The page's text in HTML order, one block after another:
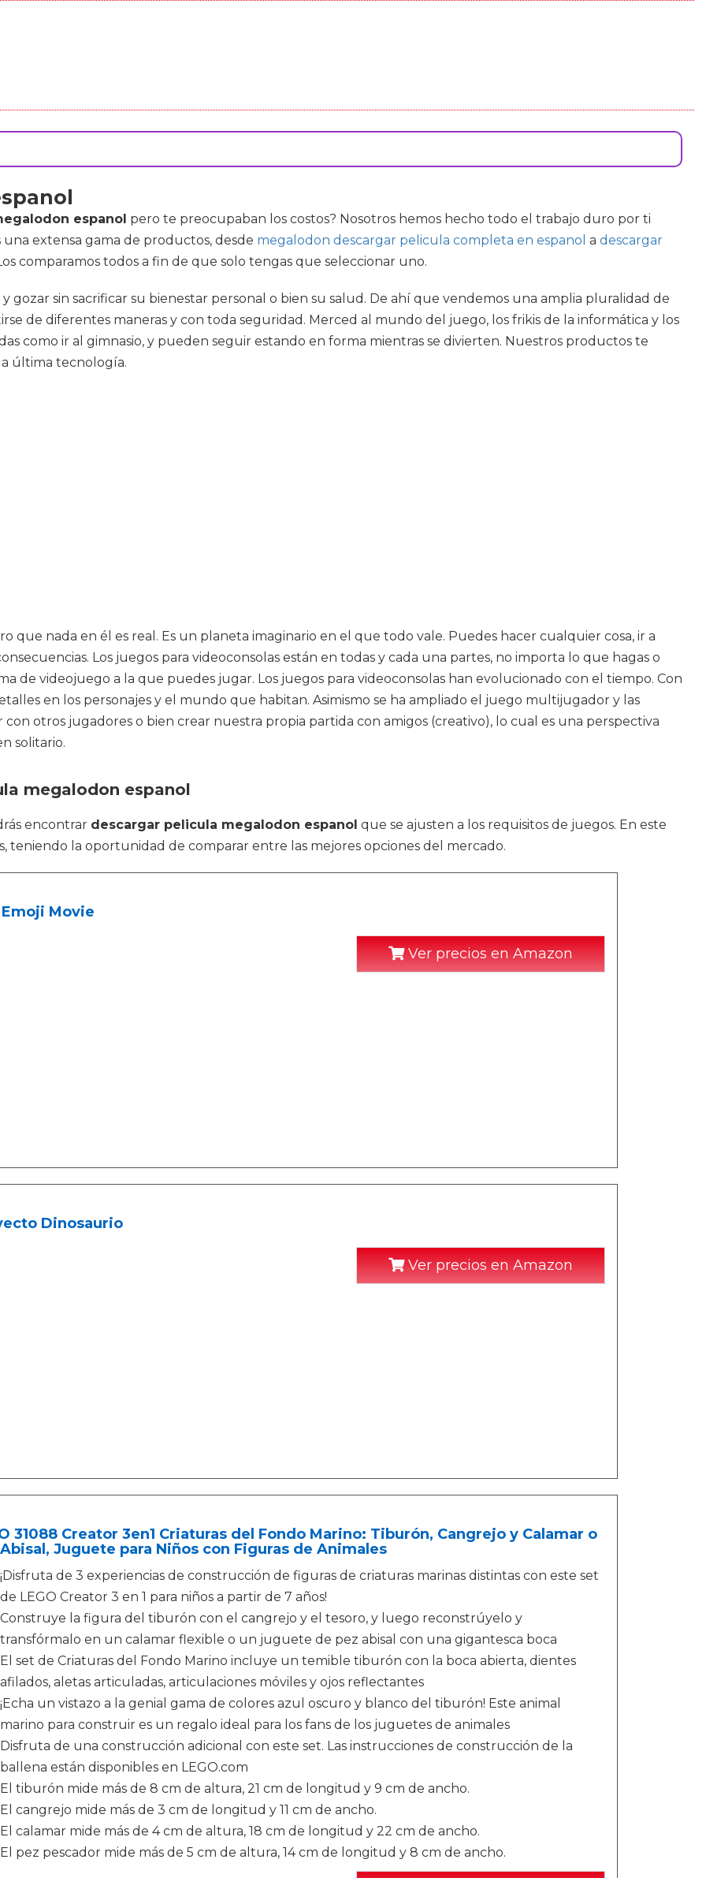
espanol pero te preocupaban los costos? Nosotros hemos hecho todo el trabajo duro por ti
extensa gama de productos, desde megalodon descargar pelicula completa en espanol a descargar
comparamos todos a fin de que solo tengas que seleccionar uno.
sin sacrificar su bienestar personal o bien su salud. De ahí que vendemos una amplia pluralidad de
de diferentes maneras y con toda seguridad. Merced al mundo del juego, los frikis de la informática y los
como ir al gimnasio, y pueden seguir estando en forma mientras se divierten. Nuestros productos te
última tecnología.
que nada en él es real. Es un planeta imaginario en el que todo vale. Puedes hacer cualquier cosa, ir a
Los juegos para videoconsolas están en todas y cada una partes, no importa lo que hagas o
de videojuego a la que puedes jugar. Los juegos para videoconsolas han evolucionado con el tiempo. Con
en los personajes y el mundo que habitan. Asimismo se ha ampliado el juego multijugador y las
otros jugadores o bien crear nuestra propia partida con amigos (creativo), lo cual es una perspectiva
solitario.
megalodon espanol
encontrar descargar pelicula megalodon espanol que se ajusten a los requisitos de juegos. En este
la oportunidad de comparar entre las mejores opciones del mercado.
Movie
Ver precios en Amazon
Dinosaurio
Ver precios en Amazon
31088 Creator 3en1 Criaturas del Fondo Marino: Tiburón, Cangrejo y Calamar o
Juguete para Niños con Figuras de Animales
¡Disfruta de 3 experiencias de construcción de figuras de criaturas marinas distintas con este set
de LEGO Creator 3 en 1 para niños a partir de 7 años!
Construye la figura del tiburón con el cangrejo y el tesoro, y luego reconstrúyelo y
transfórmalo en un calamar flexible o un juguete de pez abisal con una gigantesca boca
El set de Criaturas del Fondo Marino incluye un temible tiburón con la boca abierta, dientes
afilados, aletas articuladas, articulaciones móviles y ojos reflectantes
¡Echa un vistazo a la genial gama de colores azul oscuro y blanco del tiburón! Este animal
marino para construir es un regalo ideal para los fans de los juguetes de animales
Disfruta de una construcción adicional con este set. Las instrucciones de construcción de la
ballena están disponibles en LEGO.com
El tiburón mide más de 8 cm de altura, 21 cm de longitud y 9 cm de ancho.
El cangrejo mide más de 3 cm de longitud y 11 cm de ancho.
El calamar mide más de 4 cm de altura, 18 cm de longitud y 22 cm de ancho.
El pez pescador mide más de 5 cm de altura, 14 cm de longitud y 8 cm de ancho.